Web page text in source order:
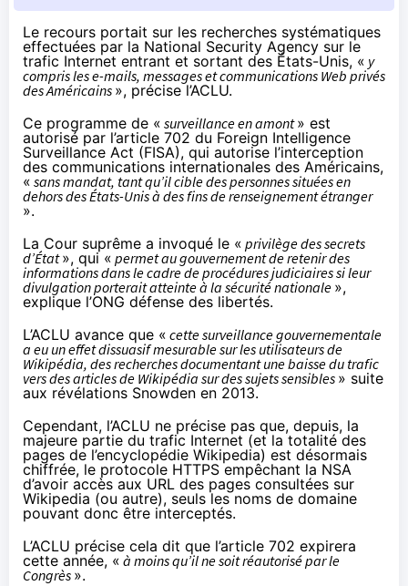
Le recours portait sur les recherches systématiques
effectuées par la National Security Agency sur le
trafic Internet entrant et sortant des États-Unis, « y
compris les e-mails, messages et communications Web privés
des Américains », précise l’ACLU.
Ce programme de « surveillance en amont» est
autorisé par l’article 702 du Foreign Intelligence
Surveillance Act (FISA), qui autorise l’interception
des communications internationales des Américains,
« sans mandat, tant qu’il cible des personnes situées en
dehors des États-Unis à des fins de renseignement étranger
».
La Cour suprême a invoqué le « privilège des secrets
d’État», qui « permet au gouvernement de retenir des
informations dans le cadre de procédures judiciaires si leur
divulgation porterait atteinte à la sécurité nationale »,
explique l’ONG défense des libertés.
L’ACLU avance que « cette surveillance gouvernementale
a eu un effet dissuasif mesurable sur les utilisateurs de
Wikipédia, des recherches documentant une baisse du trafic
vers des articles de Wikipédia sur des sujets sensibles » suite
aux révélations Snowden en 2013.
Cependant, l’ACLU ne précise pas que, depuis, la
majeure partie du trafic Internet (et la totalité des
pages de l’encyclopédie Wikipedia) est désormais
chiffrée, le protocole HTTPSempêchant la NSA
d’avoir accès aux URL des pages consultées sur
Wikipedia (ou autre), seuls les noms de domaine
pouvant donc être interceptés.
L’ACLU précise cela dit que l’article 702 expirera
cette année, « à moins qu’il ne soit réautorisé par le
Congrès ».